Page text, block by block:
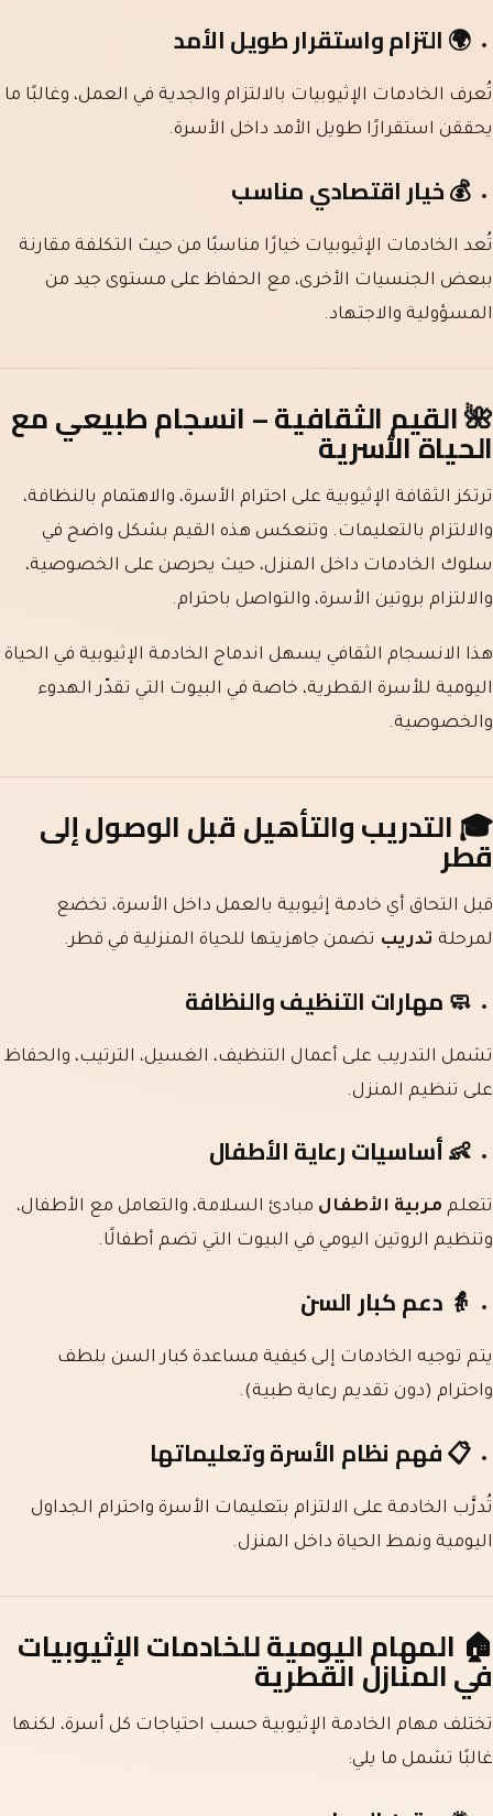
🌍التزام واستقرار طويل الأمد
تُعرف الخادمات الإثيوبيات بالالتزام والجدية في العمل، وغالبًا ما
يحققن استقرارًا طويل الأمد داخل الأسرة.
💰خيار اقتصادي مناسب
تُعد الخادمات الإثيوبيات خيارًا مناسبًا من حيث التكلفة مقارنة
ببعض الجنسيات الأخرى، مع الحفاظ على مستوى جيد من
المسؤولية والاجتهاد.
🌺القيم الثقافية – انسجام طبيعي مع
الحياة الأسرية
ترتكز الثقافة الإثيوبية على احترام الأسرة، والاهتمام بالنظافة،
والالتزام بالتعليمات. وتنعكس هذه القيم بشكل واضح في
سلوك الخادمات داخل المنزل، حيث يحرصن على الخصوصية،
والالتزام بروتين الأسرة، والتواصل باحترام.
هذا الانسجام الثقافي يسهل اندماج الخادمة الإثيوبية في الحياة
اليومية للأسرة القطرية، خاصة في البيوت التي تقدّر الهدوء
والخصوصية.
🎓التدريب والتأهيل قبل الوصول إلى
قطر
قبل التحاق أي خادمة إثيوبية بالعمل داخل الأسرة، تخضع
لمرحلة تدريب تضمن جاهزيتها للحياة المنزلية في قطر.
🧼مهارات التنظيف والنظافة
تشمل التدريب على أعمال التنظيف، الغسيل، الترتيب، والحفاظ
على تنظيم المنزل.
👶أساسيات رعاية الأطفال
تتعلم مربية الأطفال مبادئ السلامة، والتعامل مع الأطفال،
وتنظيم الروتين اليومي في البيوت التي تضم أطفالًا.
👵 دعم كبار السن
يتم توجيه الخادمات إلى كيفية مساعدة كبار السن بلطف
واحترام (دون تقديم رعاية طبية).
📋فهم نظام الأسرة وتعليماتها
تُدرَّب الخادمة على الالتزام بتعليمات الأسرة واحترام الجداول
اليومية ونمط الحياة داخل المنزل.
🏠 المهام اليومية للخادمات الإثيوبيات
في المنازل القطرية
تختلف مهام الخادمة الإثيوبية حسب احتياجات كل أسرة، لكنها
غالبًا تشمل ما يلي: